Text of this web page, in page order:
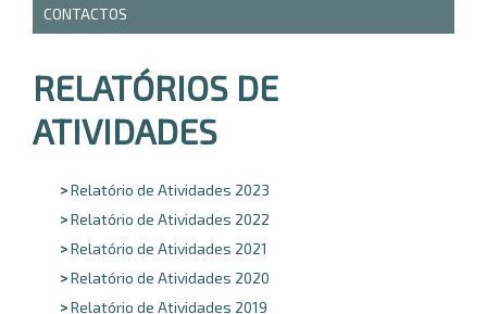
CONTACTOS
RELATÓRIOS DE
ATIVIDADES
Relatório de Atividades 2023
Relatório de Atividades 2022
Relatório de Atividades 2021
Relatório de Atividades 2020
Relatório de Atividades 2019